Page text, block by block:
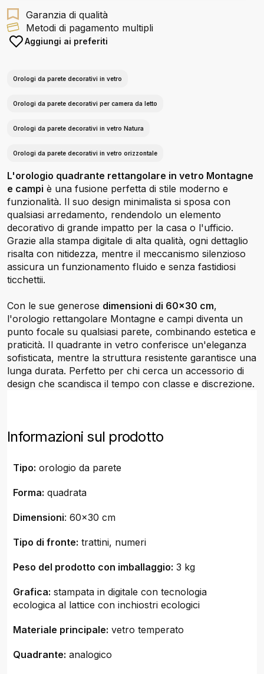
Garanzia di qualità
Metodi di pagamento multipli
Aggiungi ai preferiti
Orologi da parete decorativi in vetro
Orologi da parete decorativi per camera da letto
Orologi da parete decorativi in vetro Natura
Orologi da parete decorativi in vetro orizzontale
L'orologio quadrante rettangolare in vetro Montagne
e campi è una fusione perfetta di stile moderno e
funzionalità. Il suo design minimalista si sposa con
qualsiasi arredamento, rendendolo un elemento
decorativo di grande impatto per la casa o l'ufficio.
Grazie alla stampa digitale di alta qualità, ogni dettaglio
risalta con nitidezza, mentre il meccanismo silenzioso
assicura un funzionamento fluido e senza fastidiosi
ticchettii.
Con le sue generose dimensioni di 60x30 cm,
l'orologio rettangolare Montagne e campi diventa un
punto focale su qualsiasi parete, combinando estetica e
praticità. Il quadrante in vetro conferisce un'eleganza
sofisticata, mentre la struttura resistente garantisce una
lunga durata. Perfetto per chi cerca un accessorio di
design che scandisca il tempo con classe e discrezione.
Informazioni sul prodotto
Tipo: orologio da parete
Forma: quadrata
Dimensioni: 60x30 cm
Tipo di fronte: trattini, numeri
Peso del prodotto con imballaggio: 3 kg
Grafica: stampata in digitale con tecnologia
ecologica al lattice con inchiostri ecologici
Materiale principale: vetro temperato
Quadrante: analogico